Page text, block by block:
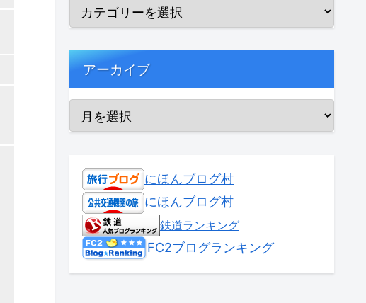
アーカイブ
にほんブログ村
にほんブログ村
鉄道ランキング
FC2ブログランキング